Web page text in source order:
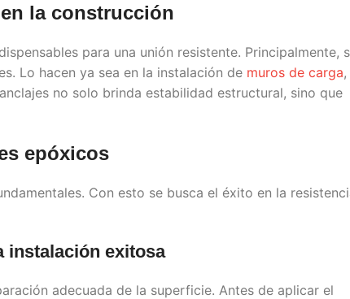
en la construcción
para una unión resistente. Principalmente,
Lo hacen ya sea en la instalación de muros de carga,
no solo brinda estabilidad estructural, sino que
epóxicos
Con esto se busca el éxito en la
instalación exitosa
adecuada de la superficie. Antes de aplicar el